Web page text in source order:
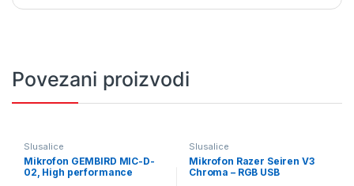
Povezani proizvodi
Slusalice
Mikrofon GEMBIRD MIC-D-
02, High performance
Slusalice
Mikrofon Razer Seiren V3
Chroma – RGB USB